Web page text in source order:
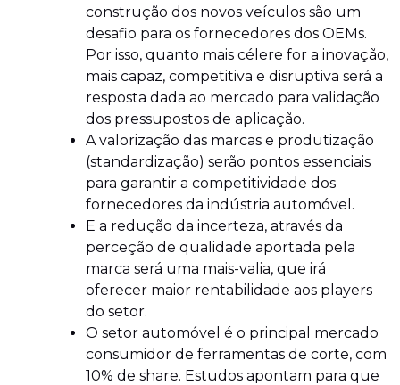
construção dos novos veículos são um
desafio para os fornecedores dos OEMs.
Por isso, quanto mais célere for a inovação,
mais capaz, competitiva e disruptiva será a
resposta dada ao mercado para validação
dos pressupostos de aplicação.
A valorização das marcas e produtização
(standardização) serão pontos essenciais
para garantir a competitividade dos
fornecedores da indústria automóvel.
E a redução da incerteza, através da
perceção de qualidade aportada pela
marca será uma mais-valia, que irá
oferecer maior rentabilidade aos players
do setor.
O setor automóvel é o principal mercado
consumidor de ferramentas de corte, com
10% de share. Estudos apontam para que